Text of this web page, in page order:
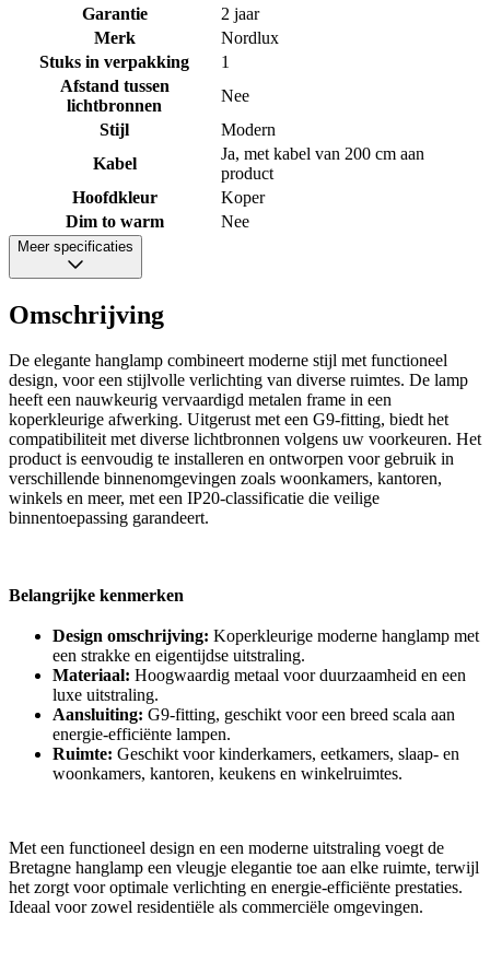
Garantie
2 jaar
Merk
Nordlux
Stuks in verpakking
1
Afstand tussen
lichtbronnen
Nee
Stijl
Modern
Kabel
Ja, met kabel van 200 cm aan
product
Hoofdkleur
Koper
Dim to warm
Nee
Meer specificaties
Omschrijving
De elegante hanglamp combineert moderne stijl met functioneel
design, voor een stijlvolle verlichting van diverse ruimtes. De lamp
heeft een nauwkeurig vervaardigd metalen frame in een
koperkleurige afwerking. Uitgerust met een G9-fitting, biedt het
compatibiliteit met diverse lichtbronnen volgens uw voorkeuren. Het
product is eenvoudig te installeren en ontworpen voor gebruik in
verschillende binnenomgevingen zoals woonkamers, kantoren,
winkels en meer, met een IP20-classificatie die veilige
binnentoepassing garandeert.
Belangrijke kenmerken
Design omschrijving: Koperkleurige moderne hanglamp met
een strakke en eigentijdse uitstraling.
Materiaal: Hoogwaardig metaal voor duurzaamheid en een
luxe uitstraling.
Aansluiting: G9-fitting, geschikt voor een breed scala aan
energie-efficiënte lampen.
Ruimte: Geschikt voor kinderkamers, eetkamers, slaap- en
woonkamers, kantoren, keukens en winkelruimtes.
Met een functioneel design en een moderne uitstraling voegt de
Bretagne hanglamp een vleugje elegantie toe aan elke ruimte, terwijl
het zorgt voor optimale verlichting en energie-efficiënte prestaties.
Ideaal voor zowel residentiële als commerciële omgevingen.